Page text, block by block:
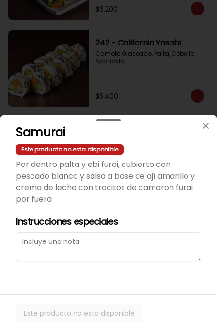
$6.200
242 - California Yasabi
Camote Glaseado, Palta, Cebolla
Apanada
$5.400
Cebollin
$5.400
244 - Hot Mushroom
Pimenton
Champiñon Tempura, Palta,
Samurai
Este producto no esta disponible
Por dentro palta y ebi furai, cubierto con
pescado blanco y salsa a base de ají amarillo y
crema de leche con trocitos de camaron furai
por fuera
Instrucciones especiales
Este producto no esta disponible